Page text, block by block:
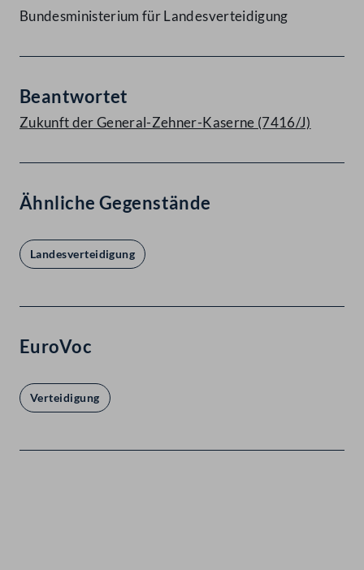
Bundesministerium für Landesverteidigung
Beantwortet
Zukunft der General-Zehner-Kaserne (7416/J)
Ähnliche Gegenstände
Landesverteidigung
EuroVoc
Verteidigung